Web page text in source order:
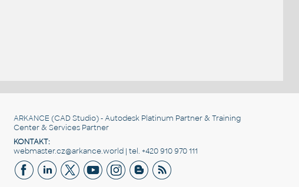
ARKANCE (CAD Studio) - Autodesk Platinum Partner & Training
Center & Services Partner
KONTAKT:
webmaster.cz@arkance.world | tel. +420 910 970 111